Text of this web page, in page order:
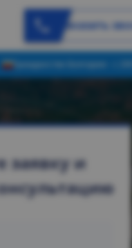
Заказать
Гражданство Болгарии - с
заявку и